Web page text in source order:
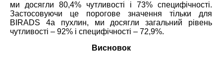
ми досягли 80,4% чутливості і 73% специфічності.
Застосовуючи це порогове значення тільки для
BIRADS 4а пухлин, ми досягли загальний рівень
чутливості – 92% і специфічності – 72,9%.
Висновок